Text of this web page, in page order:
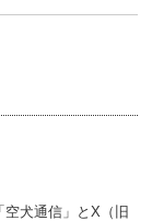
犬通信」とX（旧